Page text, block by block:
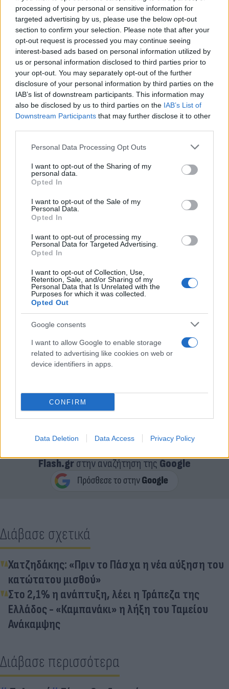
processing of your personal or sensitive information for
targeted advertising by us, please use the below opt-out
section to confirm your selection. Please note that after your
opt-out request is processed you may continue seeing
interest-based ads based on personal information utilized by
us or personal information disclosed to third parties prior to
your opt-out. You may separately opt-out of the further
disclosure of your personal information by third parties on the
IAB’s list of downstream participants. This information may
also be disclosed by us to third parties on the IAB’s List of
Downstream Participants that may further disclose it to other
Please note that this website/app uses one or more Google
not limited to your visit or usage behaviour. You may click to
grant or deny consent to Google and its third-party tags to
use your data for below specified purposes in below Google
consent section.
Personal Data Processing Opt Outs
I want to opt-out of the Sharing of my
personal data.
Opted In
I want to opt-out of the Sale of my
Personal Data.
Opted In
I want to opt-out of processing my
Personal Data for Targeted Advertising.
Opted In
I want to opt-out of Collection, Use,
Retention, Sale, and/or Sharing of my
Personal Data that Is Unrelated with the
Purposes for which it was collected.
Opted Out
Google consents
I want to allow Google to enable storage
related to advertising like cookies on web or
device identifiers in apps.
CONFIRM
Data Deletion Data Access Privacy Policy
επεσήμανε την ανάγκη για δίκαιη κατανομή των
πόρων με γεωγραφική ισορροπία, ώστε να μην
αποτελεί μοναδικό κριτήριο η αριστεία, αλλά να
διασφαλίζεται η συμμετοχή όλων των κρατών και
των περιφερειών, με στήριξη της βιομηχανίας, της
μεταποίησης, της καινοτομίας και των
μικρομεσαίων επιχειρήσεων.
Flash.grστην αναζήτηση τηςGoogle
Διάβασε σχετικά
Χατζηδάκης: «Πριν το Πάσχα η νέα αύξηση του
κατώτατου μισθού»
Στο 2,1% η ανάπτυξη, λέει η Τράπεζα της
Ελλάδος - «Καμπανάκι» η λήξη του Ταμείου
Ανάκαμψης
Διάβασε περισσότερα